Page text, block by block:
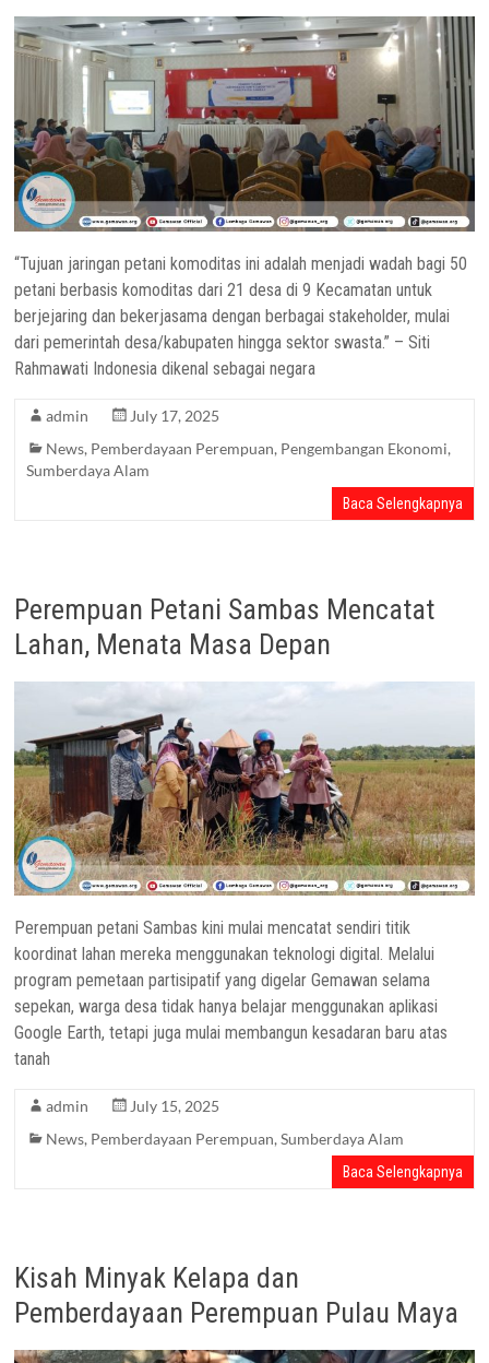
“Tujuan jaringan petani komoditas ini adalah menjadi wadah bagi 50
petani berbasis komoditas dari 21 desa di 9 Kecamatan untuk
berjejaring dan bekerjasama dengan berbagai stakeholder, mulai
dari pemerintah desa/kabupaten hingga sektor swasta.” – Siti
Rahmawati Indonesia dikenal sebagai negara
admin
July 17, 2025
News, Pemberdayaan Perempuan, Pengembangan Ekonomi,
Sumberdaya Alam
Baca Selengkapnya
Perempuan Petani Sambas Mencatat
Lahan, Menata Masa Depan
Perempuan petani Sambas kini mulai mencatat sendiri titik
koordinat lahan mereka menggunakan teknologi digital. Melalui
program pemetaan partisipatif yang digelar Gemawan selama
sepekan, warga desa tidak hanya belajar menggunakan aplikasi
Google Earth, tetapi juga mulai membangun kesadaran baru atas
tanah
admin
July 15, 2025
News, Pemberdayaan Perempuan,Sumberdaya Alam
Baca Selengkapnya
Kisah Minyak Kelapa dan
Pemberdayaan Perempuan Pulau Maya